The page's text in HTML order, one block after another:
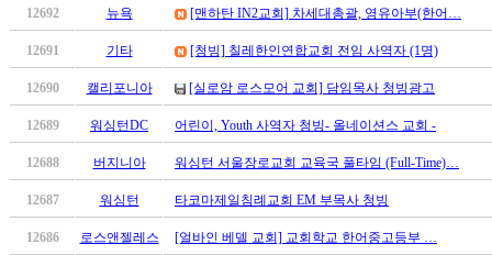
합
체
안
브
국
주
12692 뉴욕 [맨하탄 IN2교회] 차세대총괄, 영유아부(한어…
12691 기타 [청빙] 칠레한인연합교회 전임 사역자 (1명)
12690 캘리포니아 [실로암 로스모어 교회] 담임목사 청빙광고
12689 워싱턴DC 어린이, Youth 사역자 청빙- 올네이션스 교회 -
12688 버지니아 워싱턴 서울장로교회 교육국 풀타임 (Full-Time)…
12687 워싱턴 타코마제일침례교회 EM 부목사 청빙
12686 로스앤젤레스 [얼바인 베델 교회] 교회학교 한어중고등부 …